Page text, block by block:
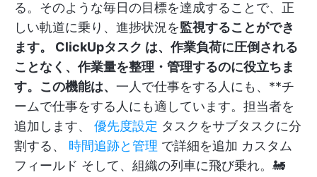
る。そのような毎日の目標を達成することで、正
しい軌道に乗り、進捗状況を監視することができ
ます。 ClickUpタスク は、作業負荷に圧倒される
ことなく、作業量を整理・管理するのに役立ちま
す。この機能は、 一人で仕事をする人にも、**チ
ームで仕事をする人にも適しています。担当者を
追加します、 優先度設定 タスクをサブタスクに分
割する、 時間追跡と管理 で詳細を追加 カスタム
フィールド そして、組織の列車に飛び乗れ。🚂